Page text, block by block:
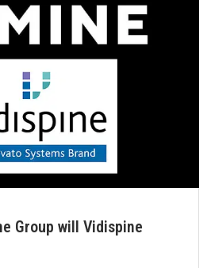
Group will Vidispine